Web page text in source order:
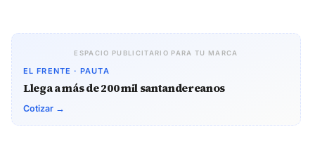
ESPACIO PUBLICITARIO PARA TU MARCA
EL FRENTE · PAUTA
Llega a más de 200 mil santandereanos
Cotizar →